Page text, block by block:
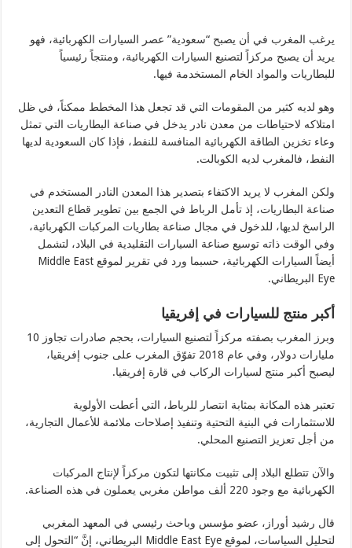
يرغب المغرب في أن يصبح “سعودية” عصر السيارات الكهربائية، فهو
يريد أن يصبح مركزاً لتصنيع السيارات الكهربائية، ومنتجاً رئيسياً
للبطاريات والمواد الخام المستخدمة فيها.
وهو لديه كثير من المقومات التي قد تجعل هذا المخطط ممكناً، في ظل
امتلاكه لاحتياطات من معدن نادر يدخل في صناعة البطاريات التي تمثل
وعاء تخزين الطاقة الكهربائية المنافسة للنفط، فإذا كان السعودية لديها
النفط، فالمغرب لديه الكوبالت.
ولكن المغرب لا يريد الاكتفاء بتصدير هذا المعدن النادر المستخدم في
صناعة البطاريات، إذ تأمل الرباط في الجمع بين تطوير قطاع التعدين
الراسخ لديها، للدخول في مجال صناعة بطاريات المركبات الكهربائية،
وفي الوقت ذاته توسيع صناعة السيارات التقليدية في البلاد، لتشمل
أيضاً السيارات الكهربائية، حسبما ورد في تقرير لموقع Middle East
Eye البريطاني.
أكبر منتج للسيارات في إفريقيا
وبرز المغرب بصفته مركزاً لتصنيع السيارات، بحجم صادرات تجاوز 10
مليارات دولار، وفي عام 2018 تفوّق المغرب على جنوب إفريقيا،
ليصبح أكبر منتج لسيارات الركاب في قارة إفريقيا.
تعتبر هذه المكانة بمثابة انتصار للرباط، التي أعطت الأولوية
للاستثمارات في البنية التحتية وتنفيذ إصلاحات ملائمة للأعمال التجارية،
من أجل تعزيز التصنيع المحلي.
والآن تتطلع البلاد إلى تثبيت مكانتها لتكون مركزاً لإنتاج المركبات
الكهربائية مع وجود 220 ألف مواطن مغربي يعملون في هذه الصناعة.
قال رشيد أوراز، عضو مؤسس وباحث رئيسي في المعهد المغربي
لتحليل السياسات، لموقع Middle East Eye البريطاني، إنَّ “التحول إلى